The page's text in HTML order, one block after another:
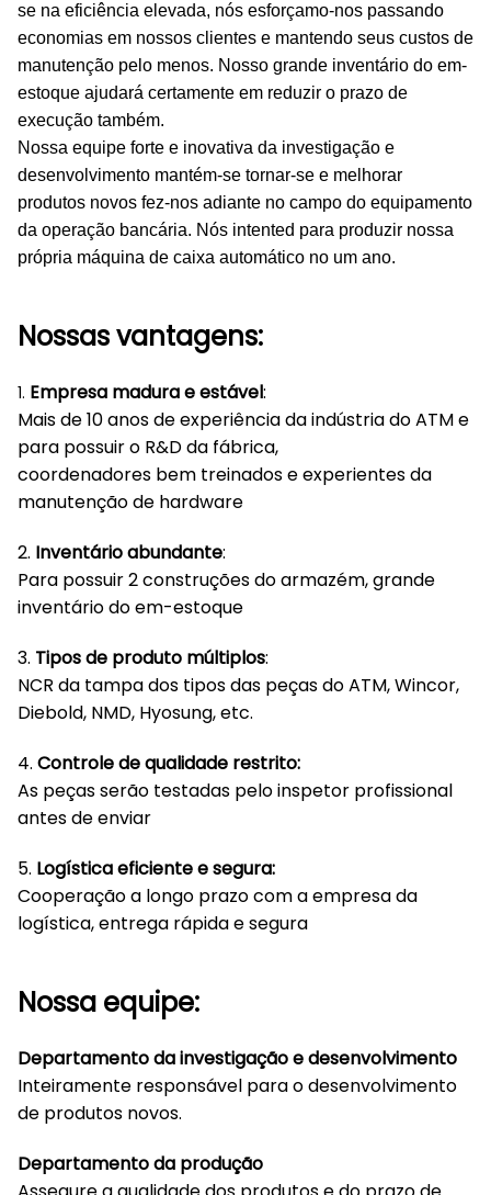
se na eficiência elevada, nós esforçamo-nos passando
economias em nossos clientes e mantendo seus custos de
manutenção pelo menos. Nosso grande inventário do em-
estoque ajudará certamente em reduzir o prazo de
execução também.
Nossa equipe forte e inovativa da investigação e
desenvolvimento mantém-se tornar-se e melhorar
produtos novos fez-nos adiante no campo do equipamento
da operação bancária. Nós intented para produzir nossa
própria máquina de caixa automático no um ano.
Nossas vantagens:
1. Empresa madura e estável:
Mais de 10 anos de experiência da indústria do ATM e
para possuir o R&D da fábrica,
coordenadores bem treinados e experientes da
manutenção de hardware
2. Inventário abundante:
Para possuir 2 construções do armazém, grande
inventário do em-estoque
3. Tipos de produto múltiplos:
NCR da tampa dos tipos das peças do ATM, Wincor,
Diebold, NMD, Hyosung, etc.
4. Controle de qualidade restrito:
As peças serão testadas pelo inspetor profissional
antes de enviar
5. Logística eficiente e segura:
Cooperação a longo prazo com a empresa da
logística, entrega rápida e segura
Nossa equipe:
Departamento da investigação e desenvolvimento
Inteiramente responsável para o desenvolvimento
de produtos novos.
Departamento da produção